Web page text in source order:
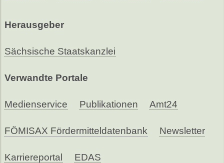
Herausgeber
Sächsische Staatskanzlei
Verwandte Portale
Medienservice Publikationen Amt24
FÖMISAX Fördermitteldatenbank Newsletter
Karriereportal EDAS